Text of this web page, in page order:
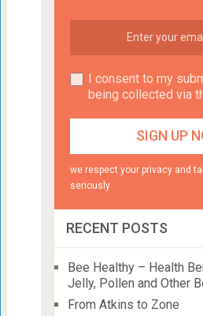
I consent to my
being collected via
we respect your privacy and
seriously
RECENT POSTS
Bee Healthy – Health
Jelly, Pollen and Other
From Atkins to Zone